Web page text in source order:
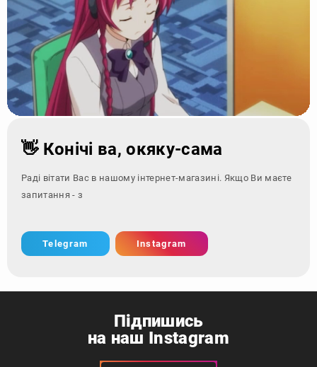
👋 Конічі ва, окяку-сама
Раді вітати Вас в нашому інтернет-магазині. Якщо Ви маєте
запитання - зверніться за к
Telegram Instagram
Підпишись
на наш Instagram